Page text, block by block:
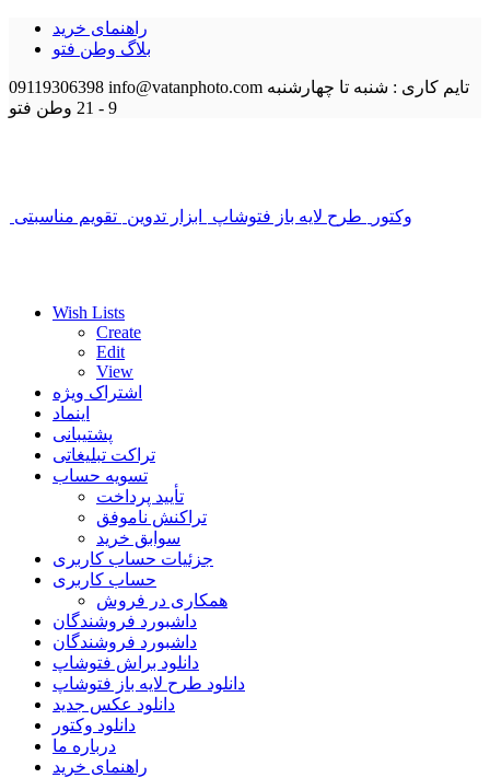
راهنمای خرید
بلاگ وطن فتو
09119306398 info@vatanphoto.com تایم کاری : شنبه تا چهارشنبه
9 - 21
وطن فتو
وکتور طرح لایه باز فتوشاپ ابزار تدوین تقویم مناسبتی
Wish Lists
Create
Edit
View
اشتراک ویژه
اینماد
پشتیبانی
تراکت تبلیغاتی
تسویه حساب
تأیید پرداخت
تراکنش ناموفق
سوابق خرید
جزئیات حساب کاربری
حساب کاربری
همکاری در فروش
داشبورد فروشندگان
داشبورد فروشندگان
دانلود براش فتوشاپ
دانلود طرح لایه باز فتوشاپ
دانلود عکس جدید
دانلود وکتور
درباره ما
راهنمای خرید